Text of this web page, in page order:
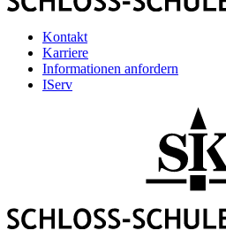
Kontakt
Karriere
Informationen anfordern
IServ